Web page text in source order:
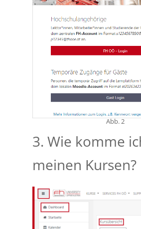
Abb. 2
3. Wie komme
meinen Kursen?